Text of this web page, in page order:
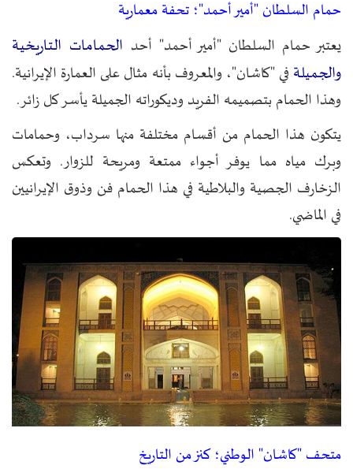
حمام السلطان "أمير أحمد"؛ تحفة معمارية
يعتبر حمام السلطان "أمير أحمد" أحد الحمامات التاريخية
والجميلة في "كاشان"، والمعروف بأنه مثال على العمارة الإيرانية.
وهذا الحمام بتصميمه الفريد وديكوراته الجميلة يأسر كل زائر.
يتكون هذا الحمام من أقسام مختلفة منها سرداب، وحمامات
وبرك مياه مما يوفر أجواء ممتعة ومريحة للزوار. وتعكس
الزخارف الجصية والبلاطية في هذا الحمام فن وذوق الإيرانيين
في الماضي.
متحف "كاشان" الوطني؛ كنز من التاريخ